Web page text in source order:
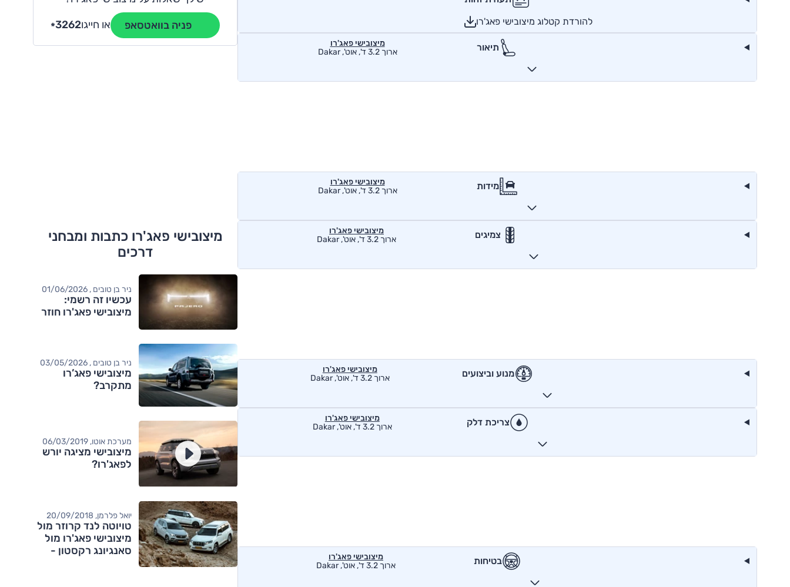
להורדת קטלוג מיצובישי פאג'רו
תיאור
מיצובישי פאג'רו
ארוך 3.2 ד', אוט', Dakar
מידות
מיצובישי פאג'רו
ארוך 3.2 ד', אוט', Dakar
צמיגים
מיצובישי פאג'רו
ארוך 3.2 ד', אוט', Dakar
מנוע וביצועים
מיצובישי פאג'רו
ארוך 3.2 ד', אוט', Dakar
צריכת דלק
מיצובישי פאג'רו
ארוך 3.2 ד', אוט', Dakar
בטיחות
מיצובישי פאג'רו
ארוך 3.2 ד', אוט', Dakar
פניה בוואטסאפ או חייגו *3262
מיצובישי פאג'רו כתבות ומבחני
דרכים
ניר בן טובים , 01/06/2026
עכשיו זה רשמי:
מיצובישי פאג'רו חוזר
ניר בן טובים , 03/05/2026
מיצובישי פאג’רו
מתקרב?
מערכת אוטו, 06/03/2019
מיצובישי מציגה יורש
לפאג'רו?
יואל פלרמן, 20/09/2018
טויוטה לנד קרוזר מול
מיצובישי פאג'רו מול
סאנגיונג רקסטון -
מותגים מתחרים